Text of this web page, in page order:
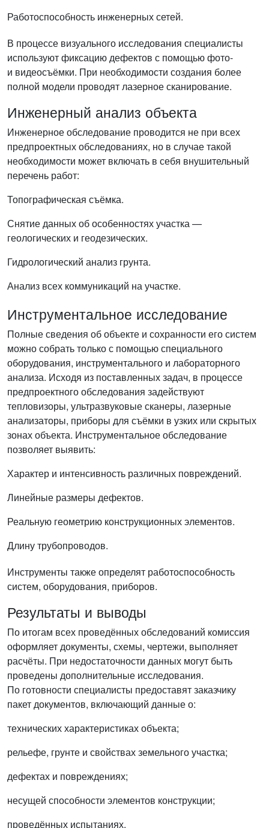
Работоспособность инженерных сетей.
В процессе визуального исследования специалисты
используют фиксацию дефектов с помощью фото-
и видеосъёмки. При необходимости создания более
полной модели проводят лазерное сканирование.
Инженерный анализ объекта
Инженерное обследование проводится не при всех
предпроектных обследованиях, но в случае такой
необходимости может включать в себя внушительный
перечень работ:
Топографическая съёмка.
Снятие данных об особенностях участка —
геологических и геодезических.
Гидрологический анализ грунта.
Анализ всех коммуникаций на участке.
Инструментальное исследование
Полные сведения об объекте и сохранности его систем
можно собрать только с помощью специального
оборудования, инструментального и лабораторного
анализа. Исходя из поставленных задач, в процессе
предпроектного обследования задействуют
тепловизоры, ультразвуковые сканеры, лазерные
анализаторы, приборы для съёмки в узких или скрытых
зонах объекта. Инструментальное обследование
позволяет выявить:
Характер и интенсивность различных повреждений.
Линейные размеры дефектов.
Реальную геометрию конструкционных элементов.
Длину трубопроводов.
Инструменты также определят работоспособность
систем, оборудования, приборов.
Результаты и выводы
По итогам всех проведённых обследований комиссия
оформляет документы, схемы, чертежи, выполняет
расчёты. При недостаточности данных могут быть
проведены дополнительные исследования.
По готовности специалисты предоставят заказчику
пакет документов, включающий данные о:
технических характеристиках объекта;
рельефе, грунте и свойствах земельного участка;
дефектах и повреждениях;
несущей способности элементов конструкции;
проведённых испытаниях.